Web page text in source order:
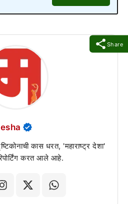
Share
कास धरत, 'महाराष्ट्र देशा'
करत आले आहे.